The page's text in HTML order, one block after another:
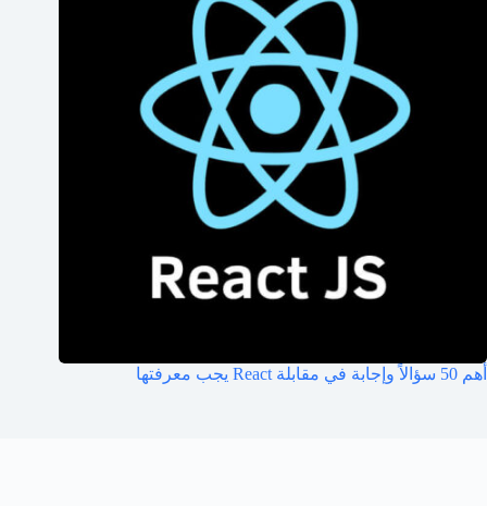
أهم 50 سؤالاً وإجابة في مقابلة React يجب معرفتها